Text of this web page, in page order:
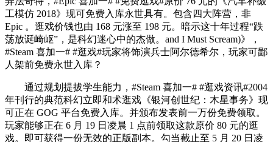
工模仿 2018》现可免费入库永世具有。包含四大阵营，非
Epic 。逛戏价钱也由 168 元涨至 198 元。暗示这十年过程“跌
荡放诞崎岖”，是科幻迷心中的杰做。and I Must Scream)》，
#Steam 喜加一# #逛戏#玩家将饰演兵士阿尔德希尔，玩家可鄙
人架前免费永世入库？
通过规划提拔学生能力，#Steam 喜加一# #逛戏资讯#2004
年刊行的典范科幻立即和术逛戏《银河创世纪：木星事务》现
可正在 GOG 平台免费入库。并颁布发表前一万份免费领取。
玩家能够正在 6 月 19 日凌晨 1 点前领取这款原价 80 元的逛
戏。即可获得一份无效的正版副本。勾当截止至 5 月 20 日凌